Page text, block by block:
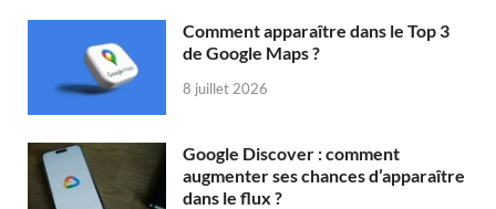
Comment apparaître dans le Top 3
de Google Maps ?
8 juillet 2026
Google Discover : comment
augmenter ses chances d’apparaître
dans le flux ?